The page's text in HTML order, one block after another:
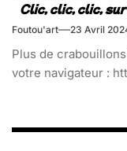
Foutou'art 23 Avril
Plus de
votre navigateur :